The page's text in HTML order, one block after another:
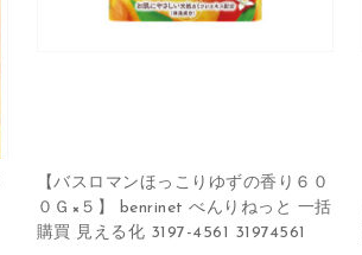
【バスロマンほっこりゆずの香り６０
０Ｇ×５】 benrinet べんりねっと 一括
購買 見える化 3197-4561 31974561